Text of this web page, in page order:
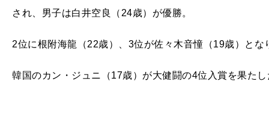
され、男子は白井空良（24歳）が優勝。
2位に根附海龍（22歳）、3位が佐々木音憧（19歳）とな
韓国のカン・ジュニ（17歳）が大健闘の4位入賞を果たし